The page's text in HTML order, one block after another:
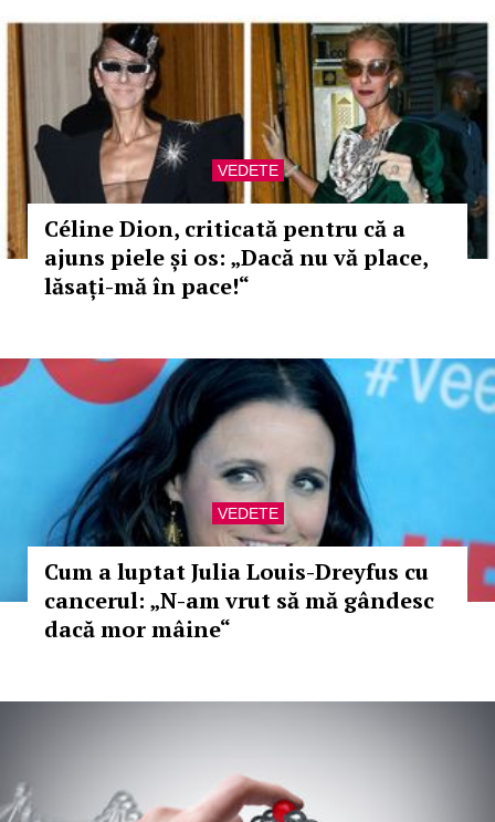
VEDETE
Céline Dion, criticată pentru că a
ajuns piele și os: „Dacă nu vă place,
lăsați-mă în pace!“
VEDETE
Cum a luptat Julia Louis-Dreyfus cu
cancerul: „N-am vrut să mă gândesc
dacă mor mâine“